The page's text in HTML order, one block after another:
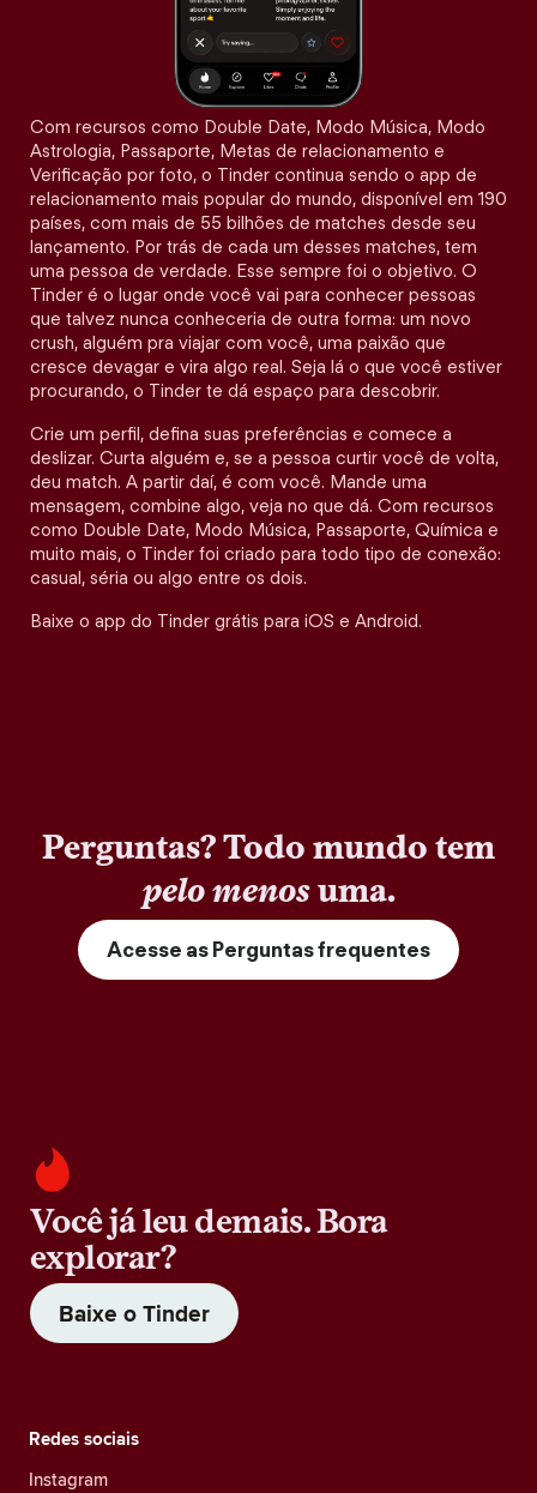
Com recursos como Double Date, Modo Música, Modo
Astrologia, Passaporte, Metas de relacionamento e
Verificação por foto, o Tinder continua sendo o app de
relacionamento mais popular do mundo, disponível em 190
países, com mais de 55 bilhões de matches desde seu
lançamento. Por trás de cada um desses matches, tem
uma pessoa de verdade. Esse sempre foi o objetivo. O
Tinder é o lugar onde você vai para conhecer pessoas
que talvez nunca conheceria de outra forma: um novo
crush, alguém pra viajar com você, uma paixão que
cresce devagar e vira algo real. Seja lá o que você estiver
procurando, o Tinder te dá espaço para descobrir.
Crie um perfil, defina suas preferências e comece a
deslizar. Curta alguém e, se a pessoa curtir você de volta,
deu match. A partir daí, é com você. Mande uma
mensagem, combine algo, veja no que dá. Com recursos
como Double Date, Modo Música, Passaporte, Química e
muito mais, o Tinder foi criado para todo tipo de conexão:
casual, séria ou algo entre os dois.
Baixe o app do Tinder grátis para iOS e Android.
Perguntas? Todo mundo tem
pelo menosuma.
Acesse as Perguntas frequentes
Você já leu demais. Bora
explorar?
Baixe o Tinder
Redes sociais
Instagram